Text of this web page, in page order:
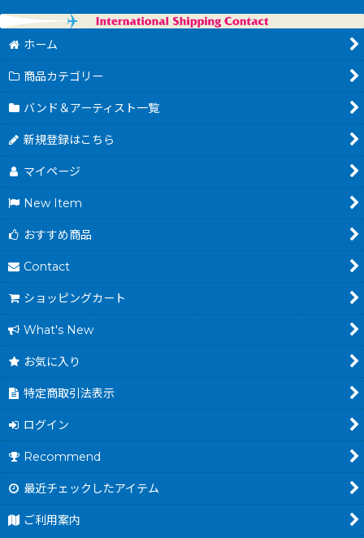
ホーム
商品カテゴリー
バンド＆アーティスト一覧
新規登録はこちら
マイページ
New Item
おすすめ商品
Contact
ショッピングカート
What's New
お気に入り
特定商取引法表示
ログイン
Recommend
最近チェックしたアイテム
ご利用案内